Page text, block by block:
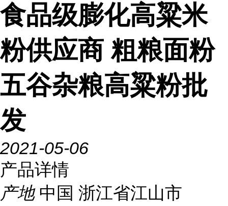
食品级膨化高粱米
粉供应商 粗粮面粉
五谷杂粮高粱粉批
发
2021-05-06
产品详情
产地 中国 浙江省江山市